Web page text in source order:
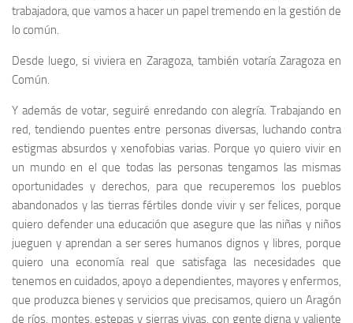
trabajadora, que vamos a hacer un papel tremendo en la gestión de
lo común.
Desde luego, si viviera en Zaragoza, también votaría Zaragoza en
Común.
Y además de votar, seguiré enredando con alegría. Trabajando en
red, tendiendo puentes entre personas diversas, luchando contra
estigmas absurdos y xenofobias varias. Porque yo quiero vivir en
un mundo en el que todas las personas tengamos las mismas
oportunidades y derechos, para que recuperemos los pueblos
abandonados y las tierras fértiles donde vivir y ser felices, porque
quiero defender una educación que asegure que las niñas y niños
jueguen y aprendan a ser seres humanos dignos y libres, porque
quiero una economía real que satisfaga las necesidades que
tenemos en cuidados, apoyo a dependientes, mayores y enfermos,
que produzca bienes y servicios que precisamos, quiero un Aragón
de ríos, montes, estepas y sierras vivas, con gente digna y valiente